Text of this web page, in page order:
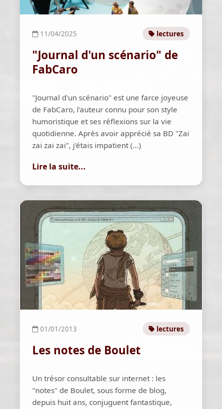
11/04/2025 lectures
"Journal d'un scénario" de
FabCaro
"Journal d'un scénario" est une farce joyeuse
de FabCaro, l'auteur connu pour son style
humoristique et ses réflexions sur la vie
quotidienne. Après avoir apprécié sa BD "Zai
zai zai zai", j'étais impatient (...)
Lire la suite...
01/01/2013 lectures
Les notes de Boulet
Un trésor consultable sur internet : les
"notes" de Boulet, sous forme de blog,
depuis huit ans, conjuguent fantastique,